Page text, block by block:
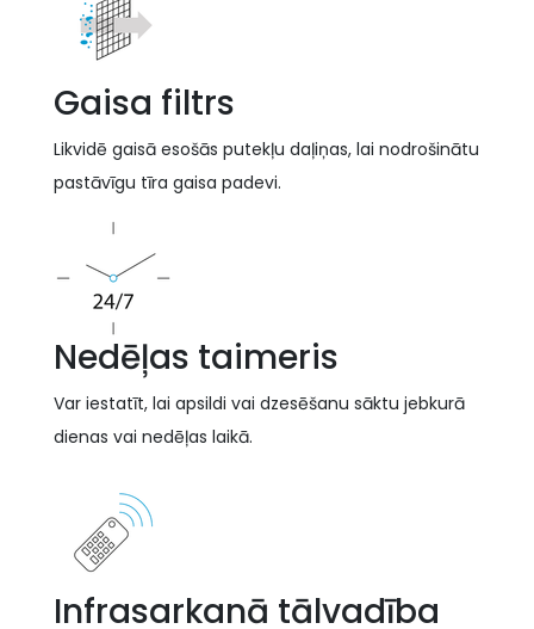
Gaisa filtrs
Likvidē gaisā esošās putekļu daļiņas, lai nodrošinātu
pastāvīgu tīra gaisa padevi.
Nedēļas taimeris
Var iestatīt, lai apsildi vai dzesēšanu sāktu jebkurā
dienas vai nedēļas laikā.
Infrasarkanā tālvadība